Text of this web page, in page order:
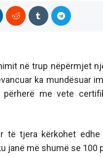
në trup nëpërmjet
ka mundësuar
përherë me vete
të tjera kërkohet
janë më shumë se 100